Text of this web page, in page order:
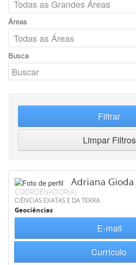
Áreas
Busca
Filtrar
Limpar Filtros
Adriana Gioda
COORDENADOR(A)
CIÊNCIAS EXATAS E DA TERRA
Geociências
E-mail
Currículo